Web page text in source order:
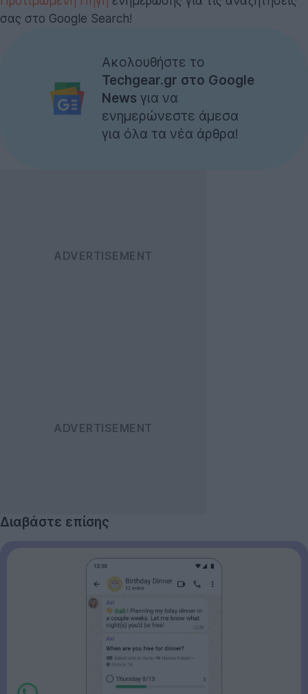
σας στο Google Search!
Ακολουθήστε το
Techgear.gr στο Google
News για να
ενημερώνεστε άμεσα
για όλα τα νέα άρθρα!
Διαβάστε επίσης